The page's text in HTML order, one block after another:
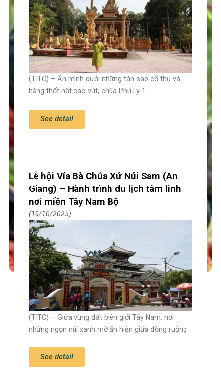
(TITC) – Ẩn mình dưới những tán sao cổ thụ và
hàng thốt nốt cao vút, chùa Phù Ly 1
See detail
Lễ hội Vía Bà Chúa Xứ Núi Sam (An
Giang) – Hành trình du lịch tâm linh
nơi miền Tây Nam Bộ
10/10/2025
(TITC) – Giữa vùng đất biên giới Tây Nam, nơi
những ngọn núi xanh mờ ẩn hiện giữa đồng ruộng
See detail